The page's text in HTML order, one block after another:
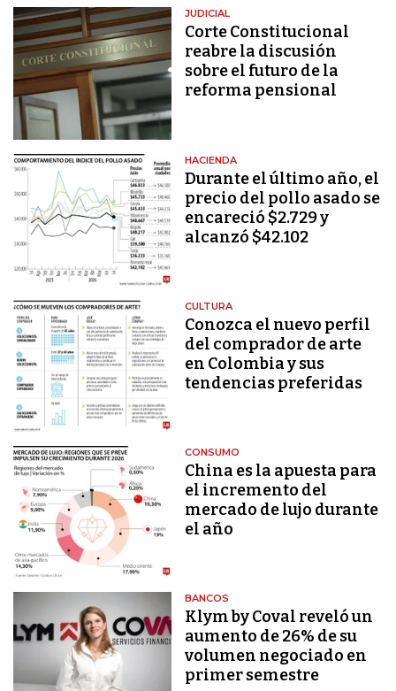
JUDICIAL
Corte Constitucional
reabre la discusión
sobre el futuro de la
reforma pensional
HACIENDA
Durante el último año, el
precio del pollo asado se
encareció $2.729 y
alcanzó $42.102
CULTURA
Conozca el nuevo perfil
del comprador de arte
en Colombia y sus
tendencias preferidas
CONSUMO
China es la apuesta para
el incremento del
mercado de lujo durante
el año
BANCOS
Klym by Coval reveló un
aumento de 26% de su
volumen negociado en
primer semestre